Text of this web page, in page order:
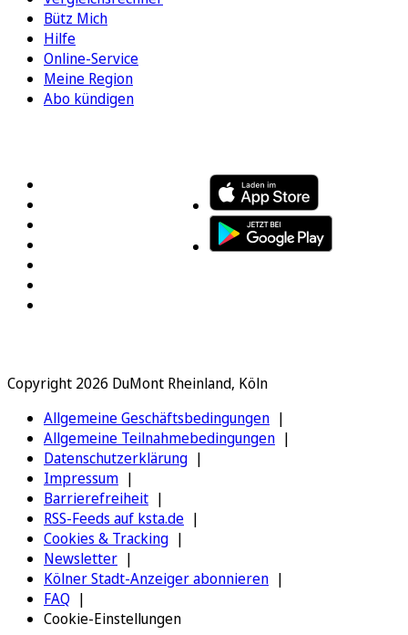
Bütz Mich
Hilfe
Online-Service
Meine Region
Abo kündigen
Copyright 2026 DuMont Rheinland, Köln
Allgemeine Geschäftsbedingungen
Allgemeine Teilnahmebedingungen
Datenschutzerklärung
Impressum
Barrierefreiheit
RSS-Feeds auf ksta.de
Cookies & Tracking
Newsletter
Kölner Stadt-Anzeiger abonnieren
FAQ
Cookie-Einstellungen